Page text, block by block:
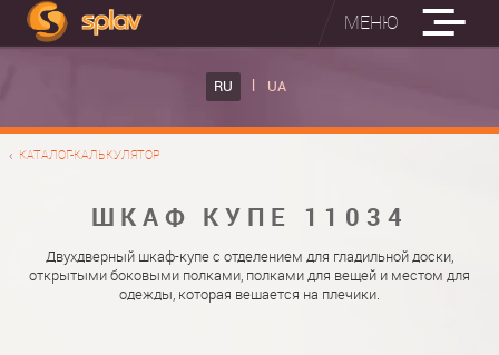
МЕНЮ
RU UA
КАТАЛОГ-КАЛЬКУЛЯТОР
ШКАФ КУПЕ 11034
Двухдверный шкаф-купе с отделением для гладильной доски,
открытыми боковыми полками, полками для вещей и местом для
одежды, которая вешается на плечики.
ВСТРОЕННЫЕ ГЛАДИЛЬНЫЕ ДОСКИ
НАСТЕННАЯ ГЛАДИЛЬНАЯ ДОСКА "РУСАЛКА"
ФОТО ШКАФОВ КУПЕ
МАТЕРИАЛЫ
ФУРНИТУРА
КАТАЛОГИ ДВЕРЕЙ
О НАС
КОНТАКТЫ